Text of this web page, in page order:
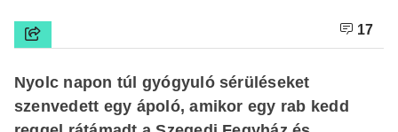
17
Nyolc napon túl gyógyuló sérüléseket
szenvedett egy ápoló, amikor egy rab kedd